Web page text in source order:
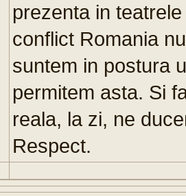
prezenta in
conflict Romania
suntem in postura
permitem asta. Si
reala, la zi, ne
Respect.